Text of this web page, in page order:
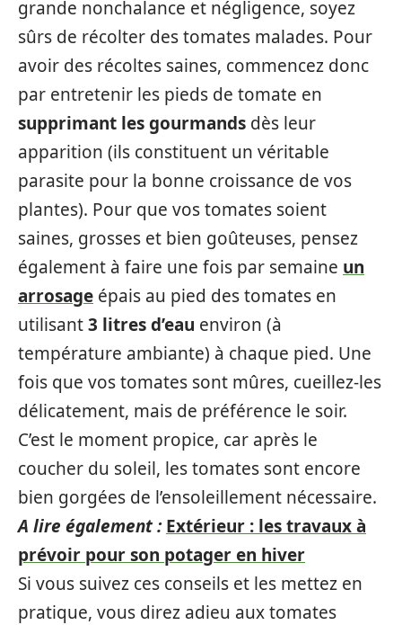
grande nonchalance et négligence, soyez
sûrs de récolter des tomates malades. Pour
avoir des récoltes saines, commencez donc
par entretenir les pieds de tomate en
supprimant les gourmands dès leur
apparition (ils constituent un véritable
parasite pour la bonne croissance de vos
plantes). Pour que vos tomates soient
saines, grosses et bien goûteuses, pensez
également à faire une fois par semaine un
arrosage épais au pied des tomates en
utilisant3 litres d’eau environ (à
température ambiante) à chaque pied. Une
fois que vos tomates sont mûres, cueillez-les
délicatement, mais de préférence le soir.
C’est le moment propice, car après le
coucher du soleil, les tomates sont encore
bien gorgées de l’ensoleillement nécessaire.
A lire également : Extérieur : les travaux à
prévoir pour son potager en hiver
Si vous suivez ces conseils et les mettez en
pratique, vous direz adieu aux tomates